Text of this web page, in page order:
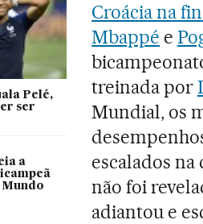
Pelé,
ser
a
Mundo
Croácia na
Mbappé e
treinada por
Mundial, os
escalados na
não foi
adiantou e